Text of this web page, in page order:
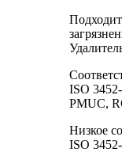
ISO
PMUC,
Низкое
ISO